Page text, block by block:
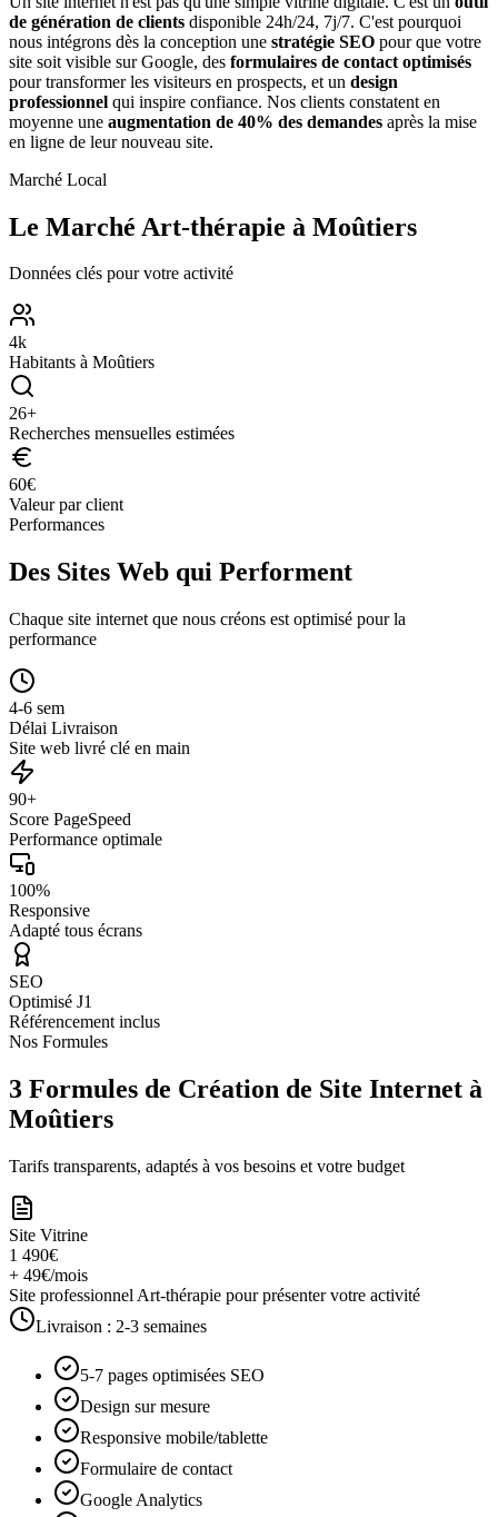
de génération de clients disponible 24h/24, 7j/7. C'est pourquoi
nous intégrons dès la conception une stratégie SEO pour que votre
site soit visible sur Google, des formulaires de contact optimisés
pour transformer les visiteurs en prospects, et un design
professionnel qui inspire confiance. Nos clients constatent en
moyenne une augmentation de 40% des demandes après la mise
en ligne de leur nouveau site.
Marché Local
Le Marché Art-thérapie à Moûtiers
Données clés pour votre activité
4k
Habitants à Moûtiers
26+
Recherches mensuelles estimées
60€
Valeur par client
Performances
Des Sites Web qui Performent
Chaque site internet que nous créons est optimisé pour la
performance
4-6 sem
Délai Livraison
Site web livré clé en main
90+
Score PageSpeed
Performance optimale
100%
Responsive
Adapté tous écrans
SEO
Optimisé J1
Référencement inclus
Nos Formules
3 Formules de Création de Site Internet à
Moûtiers
Tarifs transparents, adaptés à vos besoins et votre budget
Site Vitrine
1 490€
+ 49€/mois
Site professionnel Art-thérapie pour présenter votre activité
Livraison : 2-3 semaines
5-7 pages optimisées SEO
Design sur mesure
Responsive mobile/tablette
Formulaire de contact
Google Analytics